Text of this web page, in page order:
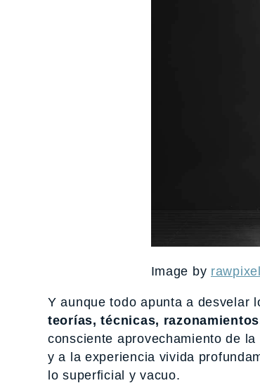
Image by
Y aunque todo apunta a desvelar
teorías, técnicas,
consciente aprovechamiento de
y a la experiencia vivida
lo superficial y vacuo.